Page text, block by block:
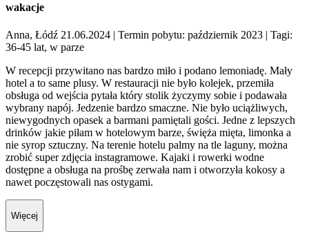
wakacje
Anna, Łódź 21.06.2024 | Termin pobytu: październik 2023 | Tagi:
36-45 lat, w parze
W recepcji przywitano nas bardzo miło i podano lemoniadę. Mały
hotel a to same plusy. W restauracji nie było kolejek, przemiła
obsługa od wejścia pytała który stolik życzymy sobie i podawała
wybrany napój. Jedzenie bardzo smaczne. Nie było uciążliwych,
niewygodnych opasek a barmani pamiętali gości. Jedne z lepszych
drinków jakie piłam w hotelowym barze, święża mięta, limonka a
nie syrop sztuczny. Na terenie hotelu palmy na tle laguny, można
zrobić super zdjęcia instagramowe. Kajaki i rowerki wodne
dostępne a obsługa na prośbę zerwała nam i otworzyła kokosy a
nawet poczęstowali nas ostygami.
Więcej